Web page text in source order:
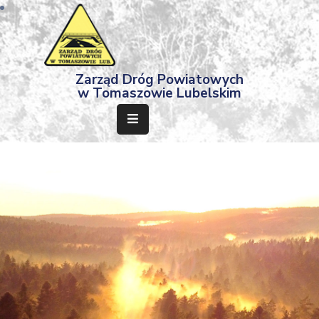
Zarząd Dróg Powiatowych
w Tomaszowie Lubelskim
Strona
Główna
Aktualności
Przetargi
Deklaracja
Dostępności
Kontakt